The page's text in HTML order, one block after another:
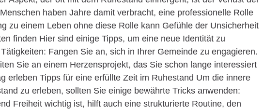
haben Jahre damit verbracht, eine professionelle Rolle
zu einem Leben ohne diese Rolle kann Gefühle der Unsicherheit
finden Hier sind einige Tipps, um eine neue Identität zu
Fangen Sie an, sich in Ihrer Gemeinde zu engagieren.
Sie an einem Herzensprojekt, das Sie schon lange interessiert
erleben Tipps für eine erfüllte Zeit im Ruhestand Um die innere
zu erleben, sollten Sie einige bewährte Tricks anwenden:
Freiheit wichtig ist, hilft auch eine strukturierte Routine, den